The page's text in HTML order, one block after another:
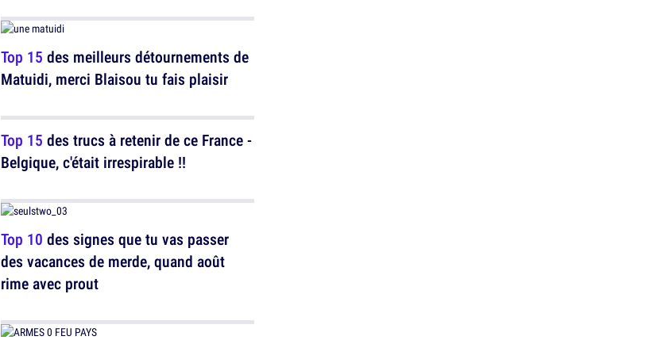
Top 15 des meilleurs détournements de
Matuidi, merci Blaisou tu fais plaisir
Top 15 des trucs à retenir de ce France -
Belgique, c'était irrespirable !!
Top 10 des signes que tu vas passer
des vacances de merde, quand août
rime avec prout